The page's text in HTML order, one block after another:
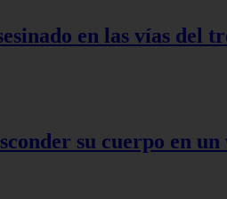
en las vías del
su cuerpo en un